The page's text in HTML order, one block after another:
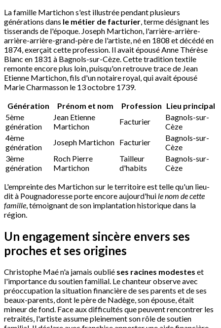
La famille Martichon s'est illustrée pendant plusieurs
générations dans le métier de facturier , terme désignant les
tisserands de l'époque. Joseph Martichon, l'arrière-arrière-
arrière-arrière-grand-père de l'artiste, né en 1808 et décédé en
1874, exerçait cette profession. Il avait épousé Anne Thérèse
Blanc en 1831 à Bagnols-sur-Cèze. Cette tradition textile
remonte encore plus loin, puisqu'on retrouve trace de Jean
Etienne Martichon, fils d'un notaire royal, qui avait épousé
Marie Charmasson le 13 octobre 1739.
Génération
Prénom et nom Profession Lieu principal
5ème
génération
Jean Etienne
Martichon
Facturier
Bagnols-sur-
Cèze
4ème
génération
Joseph Martichon Facturier
Bagnols-sur-
Cèze
3ème
génération
Roch Pierre
Martichon
Tailleur
d'habits
Bagnols-sur-
Cèze
L'empreinte des Martichon sur le territoire est telle qu'un lieu-
dit à Pougnadoresse porte encore aujourd'hui le nom de cette
famille , témoignant de son implantation historique dans la
région.
Un engagement sincère envers ses
proches et ses origines
Christophe Maé n'a jamais oublié ses racines modestes et
l'importance du soutien familial. Le chanteur observe avec
préoccupation la situation financière de ses parents et de ses
beaux-parents, dont le père de Nadège, son épouse, était
mineur de fond. Face aux difficultés que peuvent rencontrer les
retraités, l'artiste assume pleinement son rôle de soutien